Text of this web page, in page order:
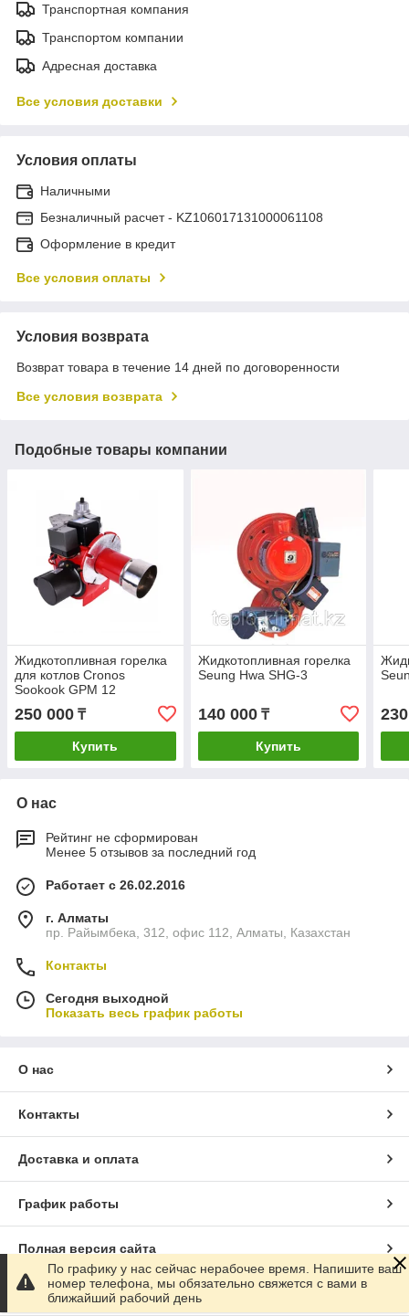
Транспортная компания
Транспортом компании
Адресная доставка
Все условия доставки
Условия оплаты
Наличными
Безналичный расчет - KZ106017131000061108
Оформление в кредит
Все условия оплаты
Условия возврата
Возврат товара в течение 14 дней по договоренности
Все условия возврата
Подобные товары компании
Жидкотопливная горелка
для котлов Cronos
Sookook GPM 12
250 000 ₸
Купить
Жидкотопливная горелка
Seung Hwa SHG-3
140 000₸
Купить
О нас
Рейтинг не сформирован
Менее 5 отзывов за последний год
Работает с 26.02.2016
г. Алматы
пр. Райымбека, 312, офис 112, Алматы, Казахстан
Контакты
Сегодня выходной
Показать весь график работы
О нас
Контакты
Доставка и оплата
График работы
Полная версия сайта
Сайт создан на маркетплейсе
По графику у нас сейчас нерабочее время. Напишите ваш
номер телефона, мы обязательно свяжется с вами в
ближайший рабочий день